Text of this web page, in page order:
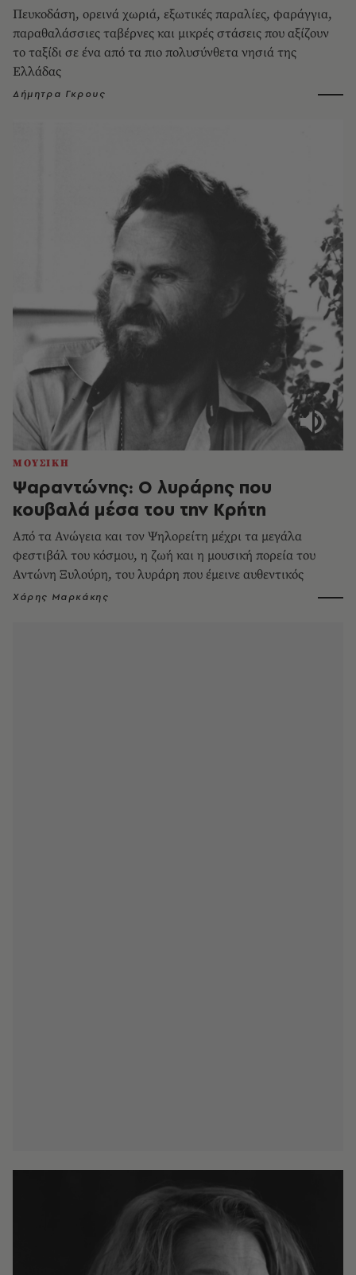
Πευκοδάση, ορεινά χωριά, εξωτικές παραλίες, φαράγγια,
παραθαλάσσιες ταβέρνες και μικρές στάσεις που αξίζουν
το ταξίδι σε ένα από τα πιο πολυσύνθετα νησιά της
Ελλάδας
Δήμητρα Γκρους
ΜΟΥΣΙΚΗ
Ψαραντώνης: Ο λυράρης που
κουβαλά μέσα του την Κρήτη
Από τα Ανώγεια και τον Ψηλορείτη μέχρι τα μεγάλα
φεστιβάλ του κόσμου, η ζωή και η μουσική πορεία του
Αντώνη Ξυλούρη, του λυράρη που έμεινε αυθεντικός
Χάρης Μαρκάκης